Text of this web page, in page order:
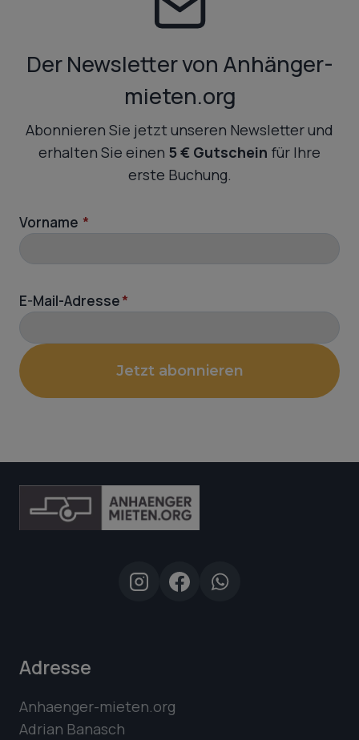
Der Newsletter von Anhänger-
mieten.org
Abonnieren Sie jetzt unseren Newsletter und
erhalten Sie einen 5 € Gutschein für Ihre
erste Buchung.
Vorname *
E-Mail-Adresse*
Jetzt abonnieren
Adresse
Anhaenger-mieten.org
Adrian Banasch